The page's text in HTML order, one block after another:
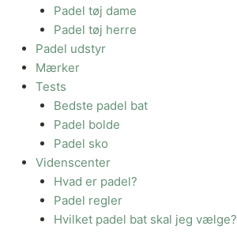
Padel tøj dame
Padel tøj herre
Padel udstyr
Mærker
Tests
Bedste padel bat
Padel bolde
Padel sko
Videnscenter
Hvad er padel?
Padel regler
Hvilket padel bat skal jeg vælge?